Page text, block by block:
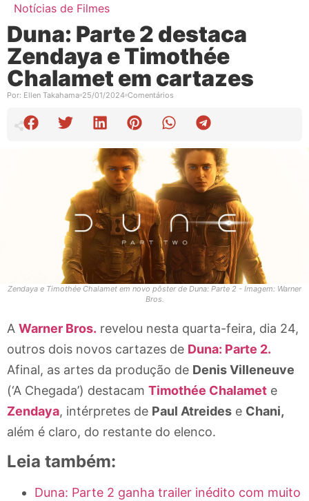
Notícias de Filmes
Duna: Parte 2 destaca
Zendaya e Timothée
Chalamet em cartazes
Por: Ellen Takahama 25/01/2024 Comentários
Zendaya e Timothée Chalamet em novo pôster de Duna: Parte 2 - Imagem: Warner
Bros.
A Warner Bros. revelou nesta quarta-feira, dia 24,
outros dois novos cartazes de Duna: Parte 2.
Afinal, as artes da produção de Denis Villeneuve
(‘A Chegada’) destacam Timothée Chalamet e
Zendaya, intérpretes de Paul Atreides e Chani,
além é claro, do restante do elenco.
Leia também:
Duna: Parte 2 ganha trailer inédito com muito